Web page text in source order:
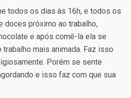
todos os dias às 16h, e todos os
doces próximo ao trabalho,
e após comê-la ela se
mais animada. Faz isso
Porém se sente
e isso faz com que sua